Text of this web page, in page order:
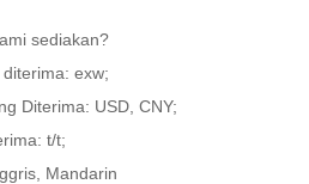
sediakan?
exw;
Diterima: USD, CNY;
t/t;
Mandarin